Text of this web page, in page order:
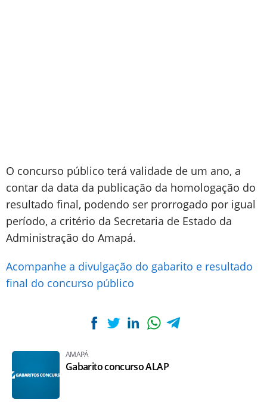
O concurso público terá validade de um ano, a
contar da data da publicação da homologação do
resultado final, podendo ser prorrogado por igual
período, a critério da Secretaria de Estado da
Administração do Amapá.
Acompanhe a divulgação do gabarito e resultado
final do concurso público
AMAPÁ
Gabarito concurso ALAP